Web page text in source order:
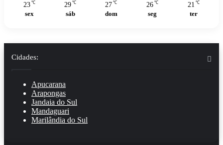
23 ℃
sex
29 ℃
sáb
27 ℃
dom
26 ℃
seg
21 ℃
ter
Cidades:
Apucarana
Arapongas
Jandaia do Sul
Mandaguari
Marilândia do Sul